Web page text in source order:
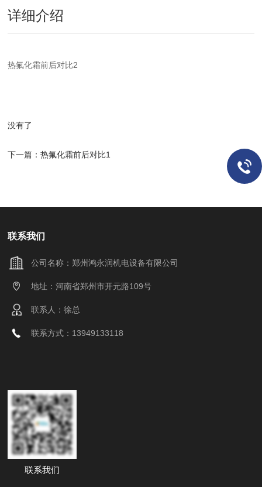
详细介绍
热氟化霜前后对比2
没有了
下一篇：热氟化霜前后对比1
联系我们
公司名称：郑州鸿永润机电设备有限公司
地址：河南省郑州市开元路109号
联系人：徐总
联系方式：13949133118
联系我们